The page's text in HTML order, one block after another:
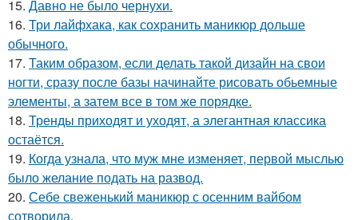
15. Давно не было чернухи.
16. Три лайфхака, как сохранить маникюр дольше
обычного.
17. Таким образом, если делать такой дизайн на свои
ногти, сразу после базы начинайте рисовать обьемные
элементы, а затем все в том же порядке.
18. Тренды приходят и уходят, а элегантная классика
остаётся.
19. Когда узнала, что муж мне изменяет, первой мыслью
было желание подать на развод.
20. Себе свеженький маникюр с осенним вайбом
сотворила.